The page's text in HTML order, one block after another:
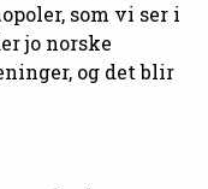
som vi ser i
jo norske
og det blir